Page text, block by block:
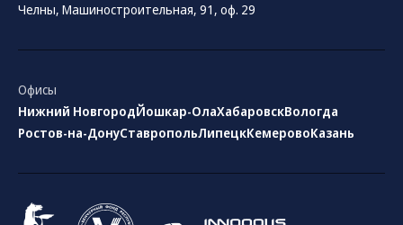
Челны, Машиностроительная, 91, оф. 29
Офисы
Нижний НовгородЙошкар-ОлаХабаровскВологда
Ростов-на-ДонуСтавропольЛипецкКемеровоКазань